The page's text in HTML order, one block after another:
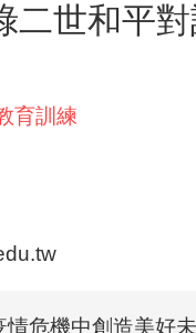
二世和平
育訓練
情危機中創造美好